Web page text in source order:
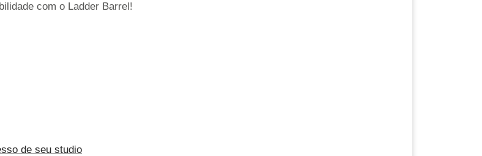
com o Ladder Barrel!
de seu studio